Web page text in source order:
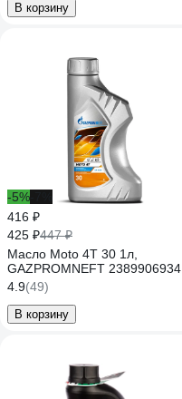
В корзину
-5%
416 ₽
425 ₽447 ₽
Масло Moto 4T 30 1л,
GAZPROMNEFT 2389906934
4.9(49)
В корзину